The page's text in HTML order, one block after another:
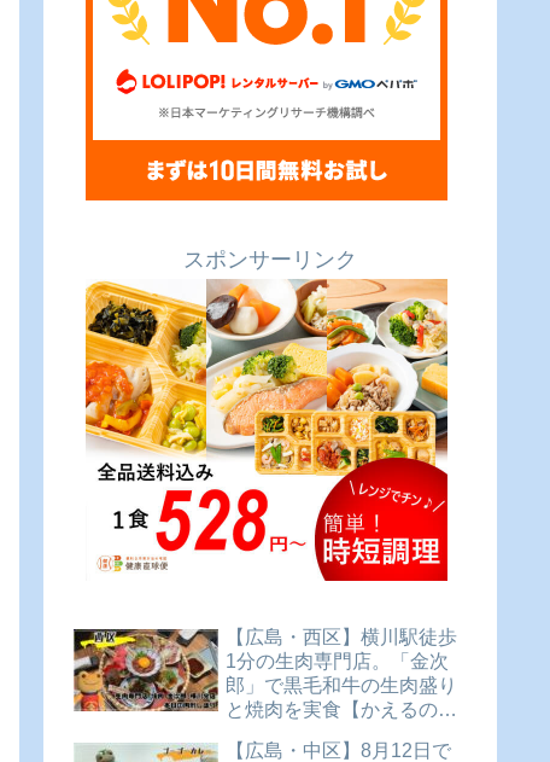
スポンサーリンク
【広島・西区】横川駅徒歩
1分の生肉専門店。「金次
郎」で黒毛和牛の生肉盛り
と焼肉を実食【かえるのピ
【広島・中区】8月12日で